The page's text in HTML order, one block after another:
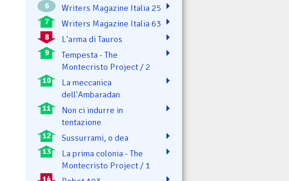
6 Writers Magazine Italia 25
7 Writers Magazine Italia 63
8 L'arma di Tauros
9
Tempesta - The
Montecristo Project / 2
10
La meccanica
dell'Ambaradan
11
Non ci indurre in
tentazione
12 Sussurrami, o dea
13
La prima colonia - The
Montecristo Project / 1